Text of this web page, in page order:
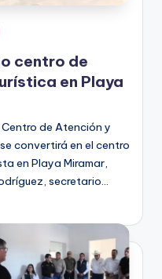
centro de
en Playa
de Atención y
convertirá en el centro
en Playa Miramar,
secretario…